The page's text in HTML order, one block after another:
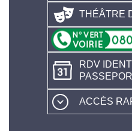
THÉÂTRE
RDV
ACCÈS